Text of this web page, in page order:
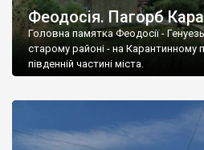
Феодосія. Пагорб
Головна памятка Феодосії -
старому районі - на Карантинному
південній частині міста.